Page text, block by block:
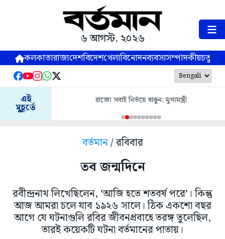
৬ আগস্ট, ২০২৬
কলকাতারাজ্যদেশবিদেশখেলাবিনোদনব্যবসাসম্পাদকীয়
এই
মুহূর্তে
রাজ্যে সবাই নির্ভয়ে থাকুন: মুখ্যমন্ত্রী
বর্তমান/ রবিবার
তব জন্মদিনে
রবীন্দ্রনাথ লিখেছিলেন, ‘আজি হতে শতবর্ষ পরে’। কিন্তু
আজ আমরা চলে যাব ১৯২৬ সালে। ঠিক একশো বছর
আগে যে ঘটনাগুলি রবির জীবনপ্রবাহে তরঙ্গ তুলেছিল,
তারই কয়েকটি ঘটনা বর্তমানের পাতায়।